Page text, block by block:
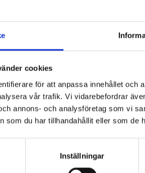
cookies
för att anpassa innehållet och
vår trafik. Vi vidarebefordrar
annons- och analysföretag som vi
som du har tillhandahållit eller som de
Inställningar